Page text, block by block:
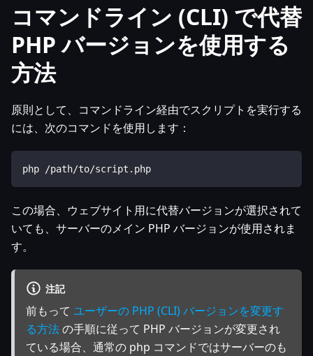
コマンドライン (CLI) で代替
PHP バージョンを使用する
方法
原則として、コマンドライン経由でスクリプトを実行する
には、次のコマンドを使用します：
php /path/to/script.php
この場合、ウェブサイト用に代替バージョンが選択されて
いても、サーバーのメイン PHP バージョンが使用されま
す。
注記
前もって ユーザーの PHP (CLI) バージョンを変更す
る方法の手順に従って PHP バージョンが変更され
ている場合、通常の php コマンドではサーバーのも